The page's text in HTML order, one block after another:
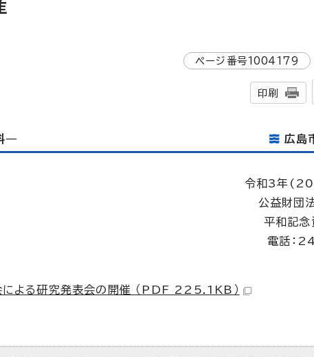
ページ番号1004179
印刷
広島
令和3年
公益財団
平和記念
電話：
よる研究発表会の開催 （PDF 225.1KB）